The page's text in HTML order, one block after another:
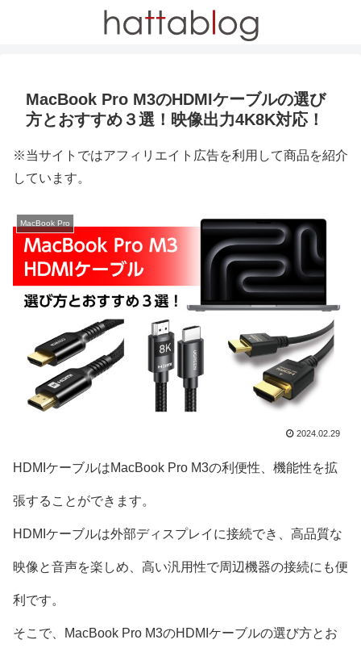
MacBook Pro M3のHDMIケーブルの選び
方とおすすめ３選！映像出力4K8K対応！
※当サイトではアフィリエイト広告を利用して商品を紹介
しています。
MacBook Pro
2024.02.29
HDMIケーブルはMacBook Pro M3の利便性、機能性を拡
張することができます。
HDMIケーブルは外部ディスプレイに接続でき、高品質な
映像と音声を楽しめ、高い汎用性で周辺機器の接続にも便
利です。
そこで、MacBook Pro M3のHDMIケーブルの選び方とお